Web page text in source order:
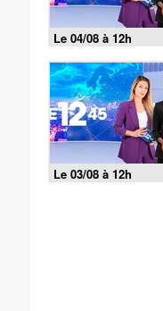
Le 04/08 à 12h
Le 03/08 à 12h